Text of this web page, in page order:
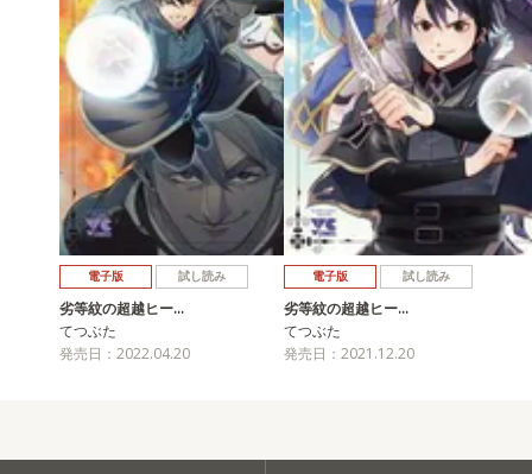
電子版 試し読み
劣等紋の超越ヒー…
てつぶた
発売日：2022.04.20
電子版 試し読み
劣等紋の超越ヒー…
てつぶた
発売日：2021.12.20